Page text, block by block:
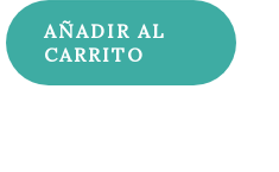
AÑADIR AL
CARRITO